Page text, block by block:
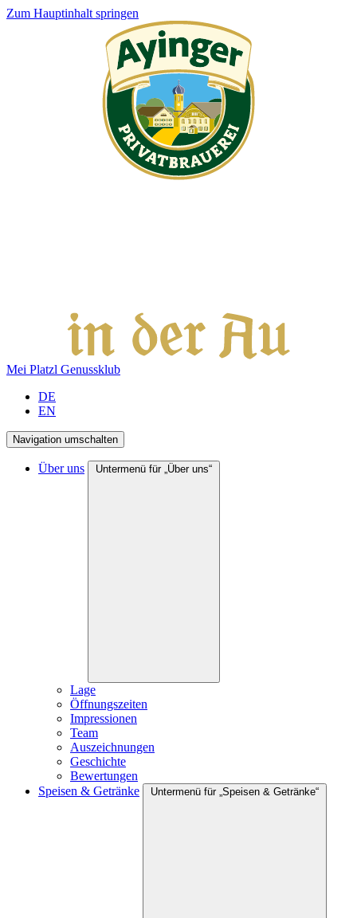
Zum Hauptinhalt springen
Mei Platzl Genussklub
DE
EN
Navigation umschalten
Über uns Untermenü für „Über uns“
Lage
Öffnungszeiten
Impressionen
Team
Auszeichnungen
Geschichte
Bewertungen
Speisen & Getränke
Untermenü für „Speisen & Getränke“